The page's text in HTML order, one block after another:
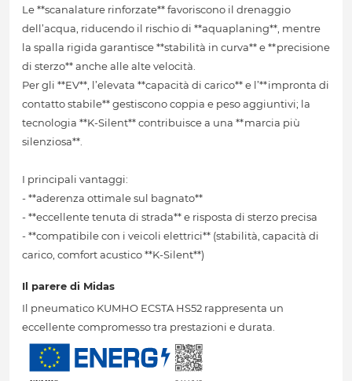
Le **scanalature rinforzate** favoriscono il drenaggio
dell’acqua, riducendo il rischio di **aquaplaning**, mentre
la spalla rigida garantisce **stabilità in curva** e **precisione
di sterzo** anche alle alte velocità.
Per gli **EV**, l’elevata **capacità di carico** e l’**impronta di
contatto stabile** gestiscono coppia e peso aggiuntivi; la
tecnologia **K-Silent** contribuisce a una **marcia più
silenziosa**.
I principali vantaggi:
- **aderenza ottimale sul bagnato**
- **eccellente tenuta di strada** e risposta di sterzo precisa
- **compatibile con i veicoli elettrici** (stabilità, capacità di
carico, comfort acustico **K-Silent**)
Il parere di Midas
Il pneumatico KUMHO ECSTA HS52 rappresenta un
eccellente compromesso tra prestazioni e durata.